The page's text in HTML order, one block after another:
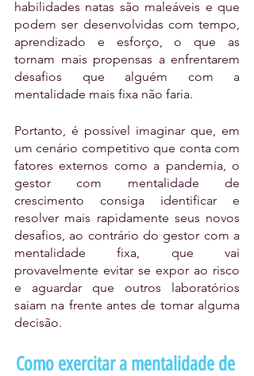
habilidades natas são maleáveis ​​e que
podem ser desenvolvidas com tempo,
aprendizado e esforço, o que as
tornam mais propensas a enfrentarem
desafios que alguém com a
mentalidade mais fixa não faria.
Portanto, é possível imaginar que, em
um cenário competitivo que conta com
fatores externos como a pandemia, o
gestor com mentalidade de
crescimento consiga identificar e
resolver mais rapidamente seus novos
desafios, ao contrário do gestor com a
mentalidade fixa, que vai
provavelmente evitar se expor ao risco
e aguardar que outros laboratórios
saiam na frente antes de tomar alguma
decisão.
Como exercitar a mentalidade de